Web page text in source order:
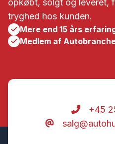
opkøbt, solgt og leveret,
tryghed hos kunden.
Mere end 15 års
Medlem af
+45